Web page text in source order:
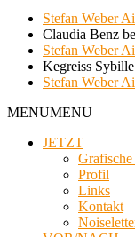
Stefan Weber
Claudia Benz
Stefan Weber
Kegreiss Sybille
Stefan Weber
MENUMENU
JETZT
Profil
Links
Kontakt